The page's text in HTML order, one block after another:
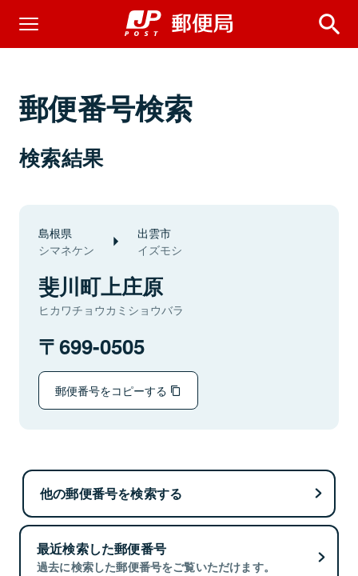
郵便番号検索
検索結果
島根県
シマネケン
出雲市
イズモシ
斐川町上庄原
ヒカワチョウカミショウバラ
699-0505
郵便番号をコピーする
他の郵便番号を検索する
最近検索した郵便番号
過去に検索した郵便番号をご覧いただけます。